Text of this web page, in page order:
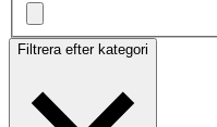
Filtrera efter kategori